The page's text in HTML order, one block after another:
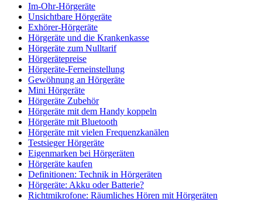
Im-Ohr-Hörgeräte
Unsichtbare Hörgeräte
Exhörer-Hörgeräte
Hörgeräte und die Krankenkasse
Hörgeräte zum Nulltarif
Hörgerätepreise
Hörgeräte-Ferneinstellung
Gewöhnung an Hörgeräte
Mini Hörgeräte
Hörgeräte Zubehör
Hörgeräte mit dem Handy koppeln
Hörgeräte mit Bluetooth
Hörgeräte mit vielen Frequenzkanälen
Testsieger Hörgeräte
Eigenmarken bei Hörgeräten
Hörgeräte kaufen
Definitionen: Technik in Hörgeräten
Hörgeräte: Akku oder Batterie?
Richtmikrofone: Räumliches Hören mit Hörgeräten